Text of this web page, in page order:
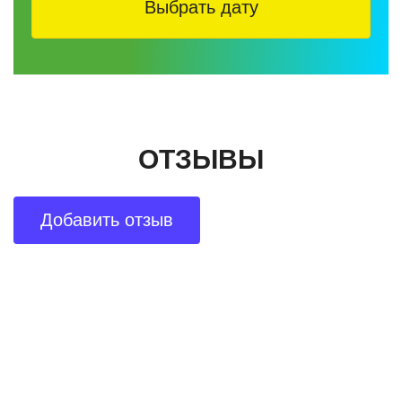
Тип: автомобильная (комфортабельный
автомобиль для 1-4 человек)
В стоимость не включены: входные билеты в музеи
и замки, питание
подлинную Восточную Пруссию, понять её культурное
Выбрать дату
ОТЗЫВЫ
Добавить отзыв